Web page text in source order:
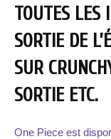
TOUTES LES
SORTIE DE
SUR
SORTIE ETC.
One Piece est